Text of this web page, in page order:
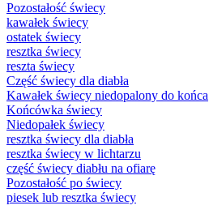
Pozostałość świecy
kawałek świecy
ostatek świecy
resztka świecy
reszta świecy
Część świecy dla diabła
Kawałek świecy niedopalony do końca
Końcówka świecy
Niedopałek świecy
resztka świecy dla diabła
resztka świecy w lichtarzu
część świecy diabłu na ofiarę
Pozostałość po świecy
piesek lub resztka świecy